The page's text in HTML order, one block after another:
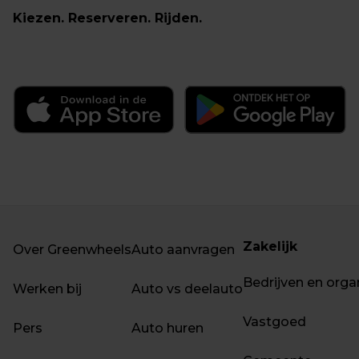
Kiezen. Reserveren. Rijden.
Over Greenwheels
Werken bij
Pers
Auto aanvragen
Auto vs deelauto
Auto huren
Zakelijk
Bedrijven en
Vastgoed